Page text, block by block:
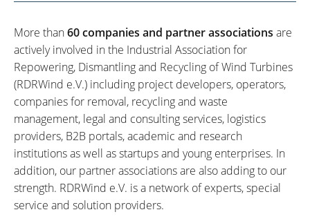
More than60 companies and partner associations are
actively involved in the Industrial Association for
Repowering, Dismantling and Recycling of Wind Turbines
(RDRWind e.V.) including project developers, operators,
companies for removal, recycling and waste
management, legal and consulting services, logistics
providers, B2B portals, academic and research
institutions as well as startups and young enterprises. In
addition, our partner associations are also adding to our
strength. RDRWind e.V. is a network of experts, special
service and solution providers.